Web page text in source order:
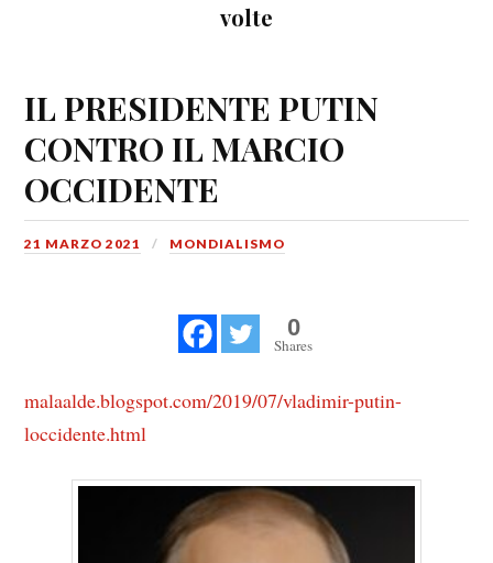
volte
IL PRESIDENTE PUTIN
CONTRO IL MARCIO
OCCIDENTE
21 MARZO 2021 MONDIALISMO
0
Shares
malaalde.blogspot.com/2019/07/vladimir-putin-
loccidente.html